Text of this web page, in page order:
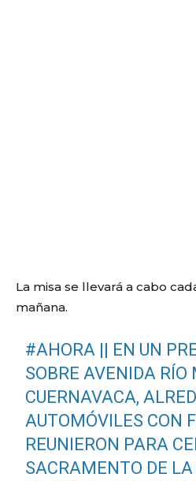
La misa se llevará a cabo
mañana.
#AHORA || EN UN
SOBRE AVENIDA RÍO
CUERNAVACA,
AUTOMÓVILES CON
REUNIERON PARA
SACRAMENTO DE